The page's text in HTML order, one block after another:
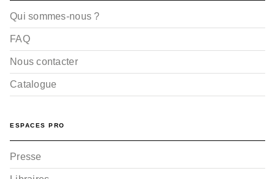
Qui sommes-nous ?
FAQ
Nous contacter
Catalogue
ESPACES PRO
Presse